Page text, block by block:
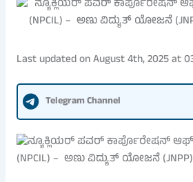
Last updated on August 4th, 2025 at
Telegram Channel